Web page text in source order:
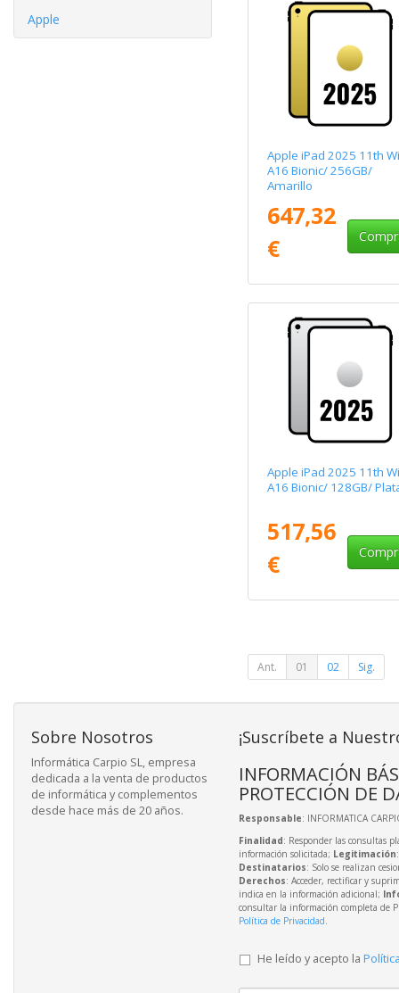
Apple
Apple iPad 2025 11th
A16 Bionic/ 256GB/
Amarillo
647,32
€
Apple iPad 2025 11th
A16 Bionic/ 128GB/
517,56
€
Ant. 01 02 Sig.
Sobre Nosotros
Informática Carpio SL, empresa
dedicada a la venta de productos
de informática y complementos
desde hace más de 20 años.
¡Suscríbete a
INFORMACIÓN
PROTECCIÓN DE
Responsable: INFORMATICA
Finalidad: Responder las consultas
información solicitada; Legitimación
Destinatarios: Solo se realizan
Derechos: Acceder, rectificar y
indica en la información adicional;
consultar la información completa de
Política de Privacidad.
He leído y acepto la